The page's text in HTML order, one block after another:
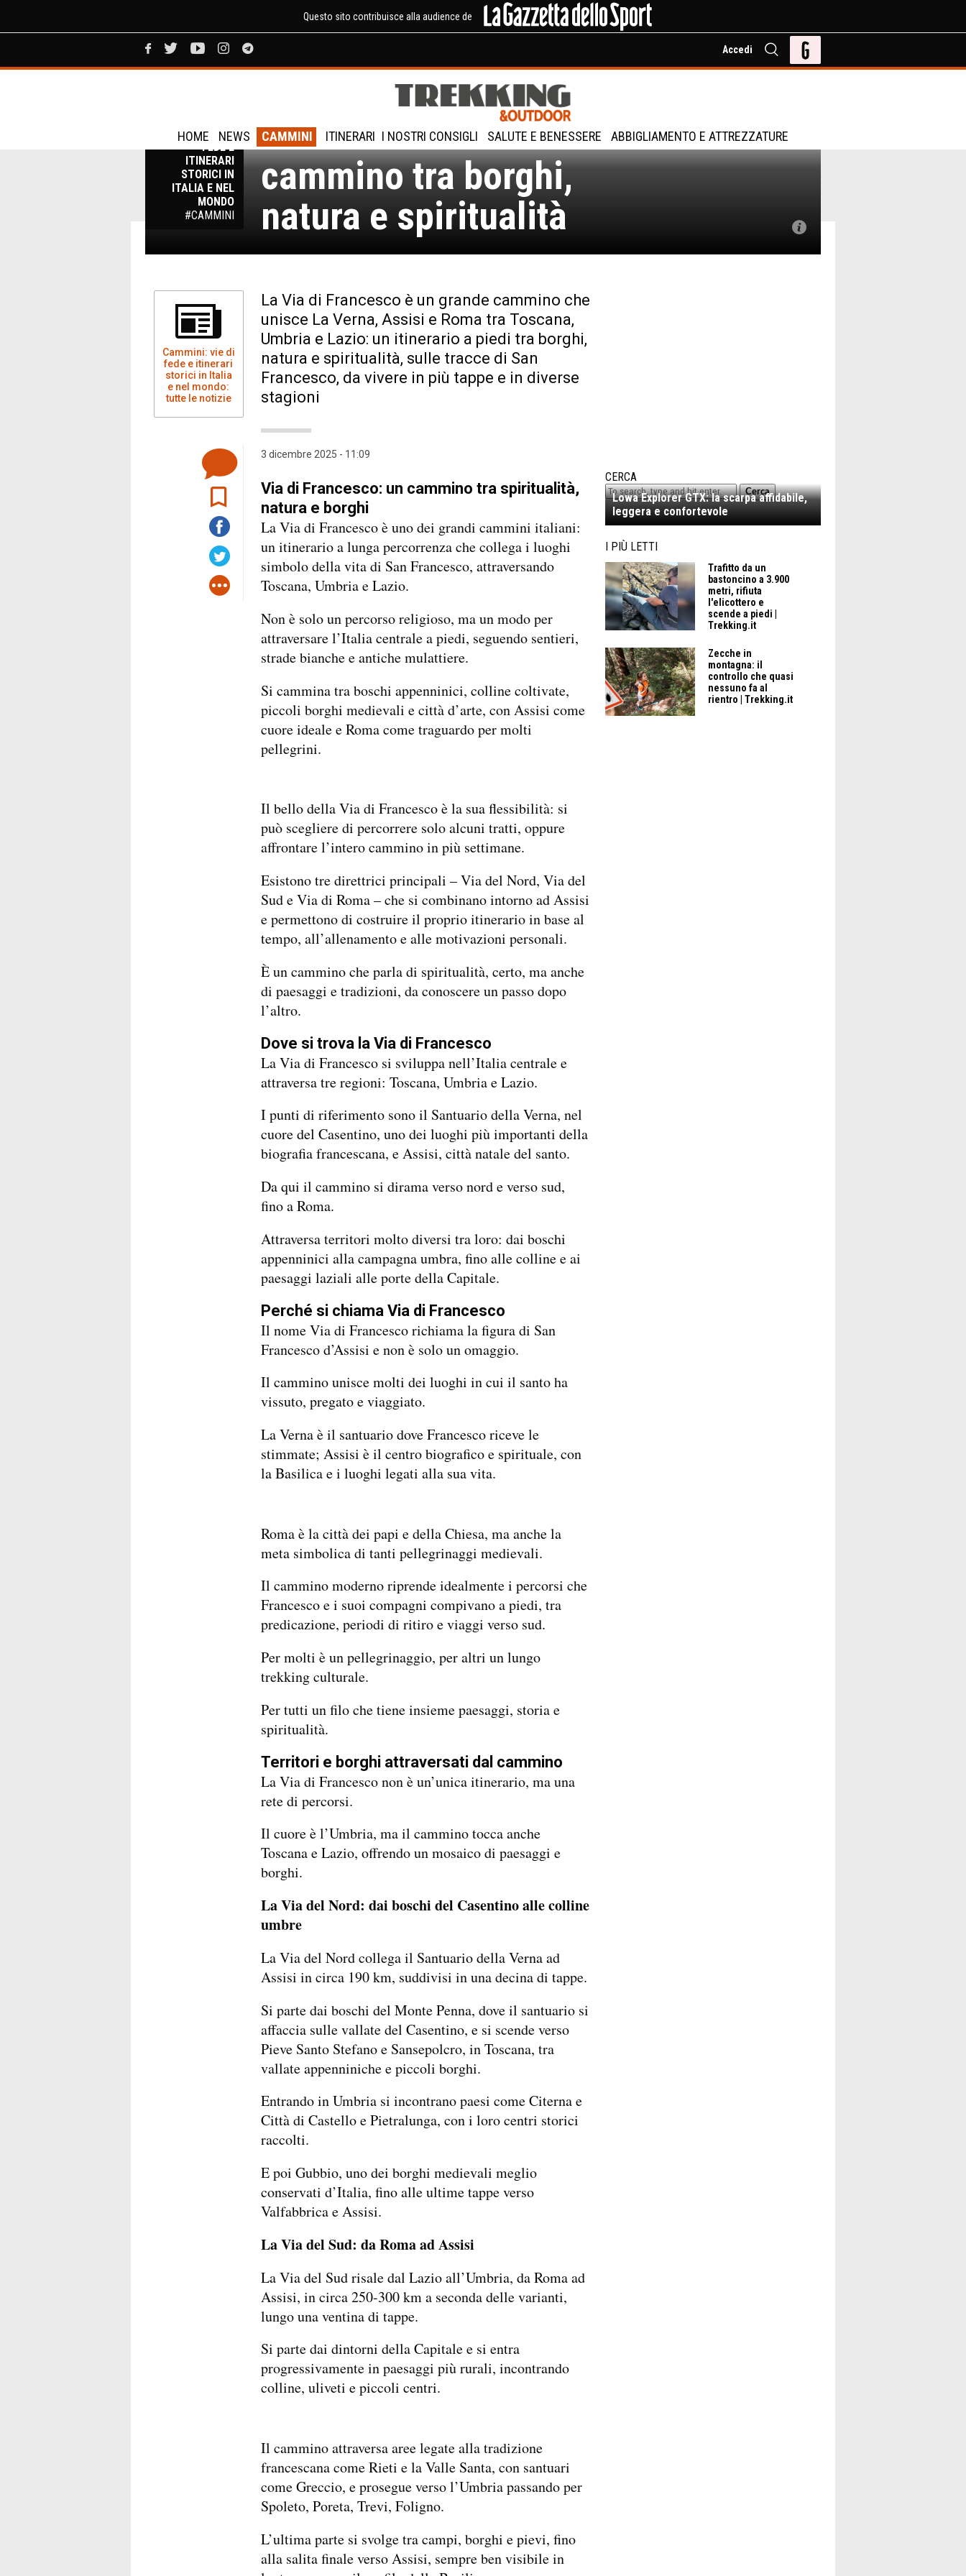
Questo sito contribuisce alla audience de
Accedi
HOME NEWS CAMMINI ITINERARI I NOSTRI CONSIGLI SALUTE E BENESSERE ABBIGLIAMENTO E ATTREZZATURE
CAMMINI: VIE DI
FEDE E
ITINERARI
STORICI IN
ITALIA E NEL
MONDO
#CAMMINI
Via di Francesco: un
cammino tra borghi,
natura e spiritualità
Cammini: vie di
fede e itinerari
storici in Italia
e nel mondo:
tutte le notizie
La Via di Francesco è un grande cammino che
unisce La Verna, Assisi e Roma tra Toscana,
Umbria e Lazio: un itinerario a piedi tra borghi,
natura e spiritualità, sulle tracce di San
Francesco, da vivere in più tappe e in diverse
stagioni
3 dicembre 2025 - 11:09
Via di Francesco: un cammino tra spiritualità,
natura e borghi
La Via di Francesco è uno dei grandi cammini italiani:
un itinerario a lunga percorrenza che collega i luoghi
simbolo della vita di San Francesco, attraversando
Toscana, Umbria e Lazio.
Non è solo un percorso religioso, ma un modo per
attraversare l’Italia centrale a piedi, seguendo sentieri,
strade bianche e antiche mulattiere.
Si cammina tra boschi appenninici, colline coltivate,
piccoli borghi medievali e città d’arte, con Assisi come
cuore ideale e Roma come traguardo per molti
pellegrini.
Il bello della Via di Francesco è la sua flessibilità: si
può scegliere di percorrere solo alcuni tratti, oppure
affrontare l’intero cammino in più settimane.
Esistono tre direttrici principali – Via del Nord, Via del
Sud e Via di Roma – che si combinano intorno ad Assisi
e permettono di costruire il proprio itinerario in base al
tempo, all’allenamento e alle motivazioni personali.
È un cammino che parla di spiritualità, certo, ma anche
di paesaggi e tradizioni, da conoscere un passo dopo
l’altro.
Dove si trova la Via di Francesco
La Via di Francesco si sviluppa nell’Italia centrale e
attraversa tre regioni: Toscana, Umbria e Lazio.
I punti di riferimento sono il Santuario della Verna, nel
cuore del Casentino, uno dei luoghi più importanti della
biografia francescana, e Assisi, città natale del santo.
Da qui il cammino si dirama verso nord e verso sud,
fino a Roma.
Attraversa territori molto diversi tra loro: dai boschi
appenninici alla campagna umbra, fino alle colline e ai
paesaggi laziali alle porte della Capitale.
Perché si chiama Via di Francesco
Il nome Via di Francesco richiama la figura di San
Francesco d’Assisi e non è solo un omaggio.
Il cammino unisce molti dei luoghi in cui il santo ha
vissuto, pregato e viaggiato.
La Verna è il santuario dove Francesco riceve le
stimmate; Assisi è il centro biografico e spirituale, con
la Basilica e i luoghi legati alla sua vita.
Roma è la città dei papi e della Chiesa, ma anche la
meta simbolica di tanti pellegrinaggi medievali.
Il cammino moderno riprende idealmente i percorsi che
Francesco e i suoi compagni compivano a piedi, tra
predicazione, periodi di ritiro e viaggi verso sud.
Per molti è un pellegrinaggio, per altri un lungo
trekking culturale.
Per tutti un filo che tiene insieme paesaggi, storia e
spiritualità.
Territori e borghi attraversati dal cammino
La Via di Francesco non è un’unica itinerario, ma una
rete di percorsi.
Il cuore è l’Umbria, ma il cammino tocca anche
Toscana e Lazio, offrendo un mosaico di paesaggi e
borghi.
La Via del Nord: dai boschi del Casentino alle colline
umbre
La Via del Nord collega il Santuario della Verna ad
Assisi in circa 190 km, suddivisi in una decina di tappe.
Si parte dai boschi del Monte Penna, dove il santuario si
affaccia sulle vallate del Casentino, e si scende verso
Pieve Santo Stefano e Sansepolcro, in Toscana, tra
vallate appenniniche e piccoli borghi.
Entrando in Umbria si incontrano paesi come Citerna e
Città di Castello e Pietralunga, con i loro centri storici
raccolti.
E poi Gubbio, uno dei borghi medievali meglio
conservati d’Italia, fino alle ultime tappe verso
Valfabbrica e Assisi.
La Via del Sud: da Roma ad Assisi
La Via del Sud risale dal Lazio all’Umbria, da Roma ad
Assisi, in circa 250-300 km a seconda delle varianti,
lungo una ventina di tappe.
Si parte dai dintorni della Capitale e si entra
progressivamente in paesaggi più rurali, incontrando
colline, uliveti e piccoli centri.
Il cammino attraversa aree legate alla tradizione
francescana come Rieti e la Valle Santa, con santuari
come Greccio, e prosegue verso l’Umbria passando per
Spoleto, Poreta, Trevi, Foligno.
L’ultima parte si svolge tra campi, borghi e pievi, fino
alla salita finale verso Assisi, sempre ben visibile in
CERCA
Cerca
Lowa Explorer GTX: la scarpa affidabile,
leggera e confortevole
I PIÙ LETTI
Trafitto da un
bastoncino a 3.900
metri, rifiuta
l'elicottero e
scende a piedi |
Trekking.it
Zecche in
montagna: il
controllo che quasi
nessuno fa al
rientro | Trekking.it